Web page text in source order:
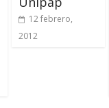
12 febrero,
2012